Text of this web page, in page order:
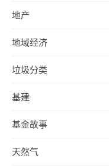
地产
地域经济
垃圾分类
基建
基金故事
天然气